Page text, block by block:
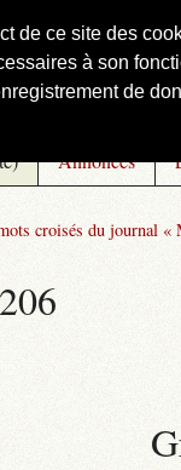
de ce site des
à son
de
Annonces
croisés du journal «